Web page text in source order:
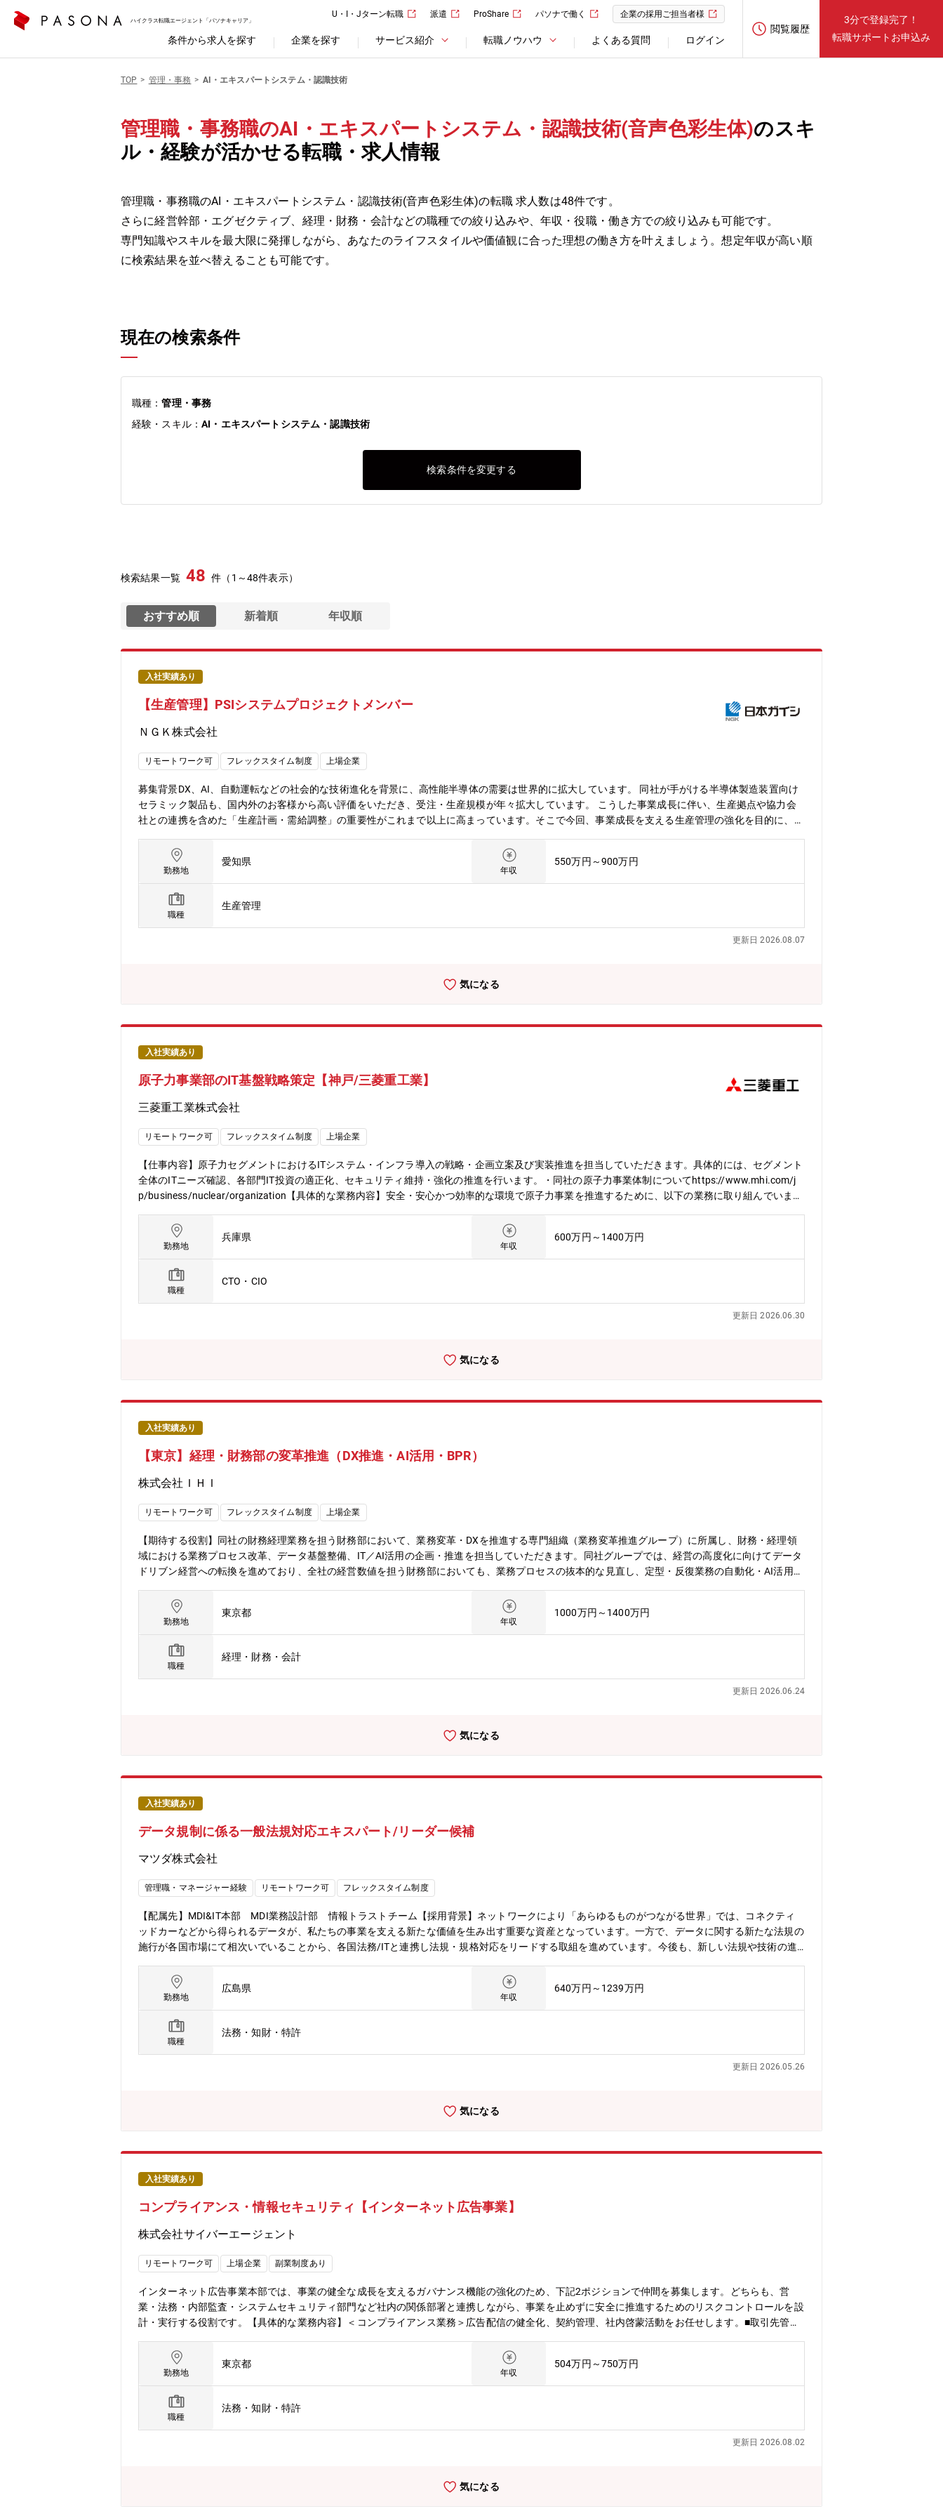
ハイクラス転職エージェント「パソナキャリア」
U・I・Jターン転職 派遣 ProShare パソナで働く 企業の採用ご担当者様
条件から求人を探す 企業を探す サービス紹介 転職ノウハウ よくある質問 ログイン
閲覧履歴
3分で登録完了！
転職サポートお申込み
TOP 管理・事務 AI・エキスパートシステム・認識技術
管理職・事務職のAI・エキスパートシステム・認識技術(音声色彩生体)のスキ
ル・経験が活かせる転職・求人情報
管理職・事務職のAI・エキスパートシステム・認識技術(音声色彩生体)の転職 求人数は48件です。
さらに経営幹部・エグゼクティブ、経理・財務・会計などの職種での絞り込みや、年収・役職・働き方での絞り込みも可能です。
専門知識やスキルを最大限に発揮しながら、あなたのライフスタイルや価値観に合った理想の働き方を叶えましょう。想定年収が高い順
に検索結果を並べ替えることも可能です。
現在の検索条件
職種：管理・事務
経験・スキル：AI・エキスパートシステム・認識技術
検索条件を変更する
検索結果一覧 48 件（1～48件表示）
おすすめ順 新着順 年収順
入社実績あり
【生産管理】PSIシステムプロジェクトメンバー
ＮＧＫ株式会社
リモートワーク可 フレックスタイム制度 上場企業
募集背景DX、AI、自動運転などの社会的な技術進化を背景に、高性能半導体の需要は世界的に拡大しています。 同社が手がける半導体製造装置向け
セラミック製品も、国内外のお客様から高い評価をいただき、受注・生産規模が年々拡大しています。 こうした事業成長に伴い、生産拠点や協力会
社との連携を含めた「生産計画・需給調整」の重要性がこれまで以上に高まっています。そこで今回、事業成長を支える生産管理の強化を目的に、需
す。職務の特色半導体製造装置向けセラミック製品市場で高いシェアをもつ弊社製品の生産管理を行うグループです。需要変動の大きな市場おいてお
客様のニーズに答えるべく各生産拠点、協力会社の生産管理は難しい業務となりますが、営業、製造など関係部門と調整しながら業務プロセス改善、
システム導入に向けた業務は、非常にやりがいと責任があり、成長につながる仕事です。職務の概要HPC事業部は、半導体製造装置用製品の開発・設
計・生産技術・製造・販売を担当しており、生産管理部は、半導体製造装置用製品の生産管理、各拠点への生産配分、生産性改善、生産費用算出、原
価管理、資材の調達にかかわる業務を担当しています。生産管理グループは生産管理、生産費用算出、原価管理業務を担っています。変更の範囲：
全ての業務への配置転換あり業務の詳細【主な業務内容】・計画/購買業務のプロセス改善・PSI(需給調整)システム導入プロジェクト・原価管理シス
テム機能アッププロジェクト・関係部門（営業・設計・計画/購買・製造等）との調整ミーティング※プロジェクト終了後はシステムを活用して生産
ける折衝力、プロジェクト管理手法【身につくスキル】・半導体・製造装置・セラミックス業界に関する知識・DXプロジェクト経験、ITに関する知
勤務地
愛知県
年収
550万円～900万円
職種
生産管理
更新日 2026.08.07
気になる
入社実績あり
原子力事業部のIT基盤戦略策定【神戸/三菱重工業】
三菱重工業株式会社
リモートワーク可 フレックスタイム制度 上場企業
【仕事内容】原子力セグメントにおけるITシステム・インフラ導入の戦略・企画立案及び実装推進を担当していただきます。具体的には、セグメント
全体のITニーズ確認、各部門IT投資の適正化、セキュリティ維持・強化の推進を行います。・同社の原子力事業体制についてhttps://www.mhi.com/j
p/business/nuclear/organization【具体的な業務内容】安全・安心かつ効率的な環境で原子力事業を推進するために、以下の業務に取り組んでいま
費容・費用に対する審査等を担当致します。■ITシステム及びITインフラの導入計画、設計、管理事業部横断で利用するシステムやインフラの導入計
画の策定、実装から管理までを担当致します。■IT投資の長期計画策定中長期的な視野で原子力セグメントの事業戦略を理解し、各部門との接点を持
ちながら、適切なIT基盤投資を計画・実装します。■最新技術の調査・試行・導入計画・実装近年はAI活用に対する期待が高まっており、AIエージェ
ント、AIによるシステム開発など調査から、試行により導入計画を立案し、実際にユーザ提供するところまで担当いたします。その他の最新技術につ
いても絶えず情報収集・試行を進め、活用が見込まれる最新技術は適宜導入・実装も担当いたします。*上記業務遂行にあたり、複数のプロジェクト
やタスクを担当し、柔軟に業務を進めて頂きます。【配属組織】原子力技術部 原子力ITグループ【仕事や部署の魅力】■ 原子力セグメントのIT基盤
を支える業務原子力セグメントのITシステム・インフラを維持・運営し、各部門が円滑に業務を進めるためのIT基盤を提供します。IT基盤の最適化
は、業務の信頼性と安全性を確保するために欠かせません。情報管理がしっかりと行われることで、各部門が安心して業務を遂行できる環境を提供し
す。■ 専門性を深めるキャリア形成原子力セグメントは数千名規模で、現場の声を丁寧に反映しながらIT計画を作成しています。原子力ITGでは、営
門性を高めることができ、各自の成長に合わせたスキルの習得が期待できます。【同社について】・三菱グループの創業者岩崎彌太郎は政府より工部
舶、航空機などの輸送機器、大型ロケット等の宇宙機器に至るまで、エンジニアリングとものづくりのグローバルリーダーとして社会を牽引しており
ます。・2025年3月期決算で受注高7.0712兆円、売上収益5.0271兆円、当期利益2,454億円等いずれも過去最高であり、日本を代表する企業でありな
がら、さらなる成長を続けております。・在宅勤務、時間単位年休、フレックスタイム制度導入、「えるぼし」「くるみん」の各認定等ワークライフ
バランスを整えた働き方が可能です。・パソナから入社実績が多数あり、選考フローを熟知しておりますので、内定まで丁寧にフォロー致します。
勤務地
兵庫県
年収
600万円～1400万円
職種
CTO・CIO
更新日 2026.06.30
気になる
入社実績あり
【東京】経理・財務部の変革推進（DX推進・AI活用・BPR）
株式会社ＩＨＩ
リモートワーク可 フレックスタイム制度 上場企業
【期待する役割】同社の財務経理業務を担う財務部において、業務変革・DXを推進する専門組織（業務変革推進グループ）に所属し、財務・経理領
域における業務プロセス改革、データ基盤整備、IT／AI活用の企画・推進を担当していただきます。同社グループでは、経営の高度化に向けてデータ
ドリブン経営への転換を進めており、全社の経営数値を担う財務部においても、業務プロセスの抜本的な見直し、定型・反復業務の自動化・AI活用、
テム部門、社外のITベンダーと連携しながら、現行業務・業務フローの整理・可視化や業務プロセスの再設計を進めていただきます。あわせて、IT／
AIソリューションの評価・導入・定着や、データ利活用を前提とした業務基盤の整備を、関係者と協働しつつ、企画から実行まで中心的な役割として
推進していただきます。※ご経験やスキルに応じて担当管理職（スペシャリスト職）としての採用となる可能性がございます。【具体的には】変革推
進の中核メンバーとして、以下の業務を担当いただきます。・デジタル技術を活用した、財務部を中心とするコーポレート業務のトランスフォーメー
ション推進・経理・財務領域における業務プロセスの可視化、課題分析、再設計・データドリブン経営に向けたデータ集約・利活用施策の企画・展
開・AIを活用した業務効率化・高度化の企画・実装・ITソリューション（ERP、業務支援ツール等）の導入・刷新に関する検討、企画、推進・財務・
経理組織におけるIT／DX／AIリテラシー向上に向けた施策の企画・実行・全社的なデータ利活用・業務変革施策との連携【ポジションの魅力】業務
両面から検討・実行できる体制を整えています。これにより、構想検討から実装・定着までをスピード感をもって進めることが可能です。また、変革
ックス可否：可（コアタイム：なし）リモート勤務：可（週２日程度）【募集背景】事業拡大に伴う、組織強化を目的とした増員募集となります。
務変革推進の中核として、業務プロセス改革やデータ活用、AI・IT施策の企画から実装まで一貫して担います。定常業務に追われることなく、変革に
と、様々な分野に事業領域を拡張してきました。そして日本の産業界の一翼を担うリーディングカンパニーのひとつとして、新しい時代を切り拓いて
きています。その根底にあるのは「技術をもって社会の発展に貢献する」という経営理念です。現在では、各種エネルギーシステム、物流システム、
産業機械、ターボチャージャ、航空エンジン、宇宙開発機器などの製品分野において、「顧客満足の向上」を企業活動の中心に置き、お客様の真のニ
ーズに応えるよう事業に取り組んでいます。もう一つの経営理念が「人材こそが最大かつ唯一の財産である」です。創造性と意欲のある人材が企業を
発展させるという考えのもと、教育研修や福利厚生などの充実や社員一人ひとりが活躍できる環境づくりに取り組んでいます。
勤務地
東京都
年収
1000万円～1400万円
職種
経理・財務・会計
更新日 2026.06.24
気になる
入社実績あり
データ規制に係る一般法規対応エキスパート/リーダー候補
マツダ株式会社
管理職・マネージャー経験 リモートワーク可 フレックスタイム制度
【配属先】MDI&IT本部 MDI業務設計部 情報トラストチーム【採用背景】ネットワークにより「あらゆるものがつながる世界」では、コネクティ
ッドカーなどから得られるデータが、私たちの事業を支える新たな価値を生み出す重要な資産となっています。一方で、データに関する新たな法規の
施行が各国市場にて相次いでいることから、各国法務/ITと連携し法規・規格対応をリードする取組を進めています。今後も、新しい法規や技術の進
門ミッション/チームミッション】マツダグループの業務を鳥瞰し、複数の本部が共創する一気通貫でグローバル最適となる業務設計、およびシステ
ム化構想を構築することで、中期経営計画の課題解決、および、DXによる業務構造改革と価値創造を推進する。さらに、上記を推進する上での前提
となる、全社情報セキュリティマネジメントシステムのガバナンス／維持強化、および、拡大するグローバル各国での一般法規に対応するための業務
設計、システム化を推進することを目的とする。【職務概要】欧州データ法、AI法、欧州電池規則等に関する法規・規格解釈と法令遵守対応、またデ
ータ法規対応に関わるガバナンス活動の推進をリードいただきます。【職務詳細】欧州データ法/AI法等データに関する法規・規格解釈と法令遵守対
応・最新のデータ保護法規制、欧州データ法、AI法等に関する法規・規格解釈の実施・社内ポリシーと手順の整備および運用・法令遵守を確保するた
めの内部監査の実施と改善策の提案法準対応に係るガバナンス活動の推進・法規・規格に沿ったガバナンスのフレームワークの構築と管理・各部門と
査の実施と報告書の作成・子会社を含めたデータ保護サイクルの確立とその運用ステークホルダーとの連携業務・法務部門担当者、実務担当者やサプ
ンドを持つメンバーと協力しながら、柔軟かつ創造的に業務へ取り組んでいただけます。世界的にデータ活用やAIガバナンスに関するルール整備が取
るため、影響範囲も広く、今後大きな成長が見込まれます。また、システム開発担当者との連携や、各国の法務担当者と外国語を使ったコミュニケー
アやアプローチを積極的に取り入れながら、組織成長をリード頂けるポジションです。【必須要件】プロジェクトリーダー等の経験を通じたチーム運
営スキルに加えて、以下領域におけるいずれかのご経験をお持ちの方＜法規・規格解釈領域＞・国内外の個人情報/プライバシー保護に関する法規・
規格解釈実務・社内法規・規格担当としての法規・規格解釈実務・法規・規格動向調査/渉外・サービス規約/プライバシーポリシーの作成＜ガバナン
ス＞・リスクアセスメント/審査/監査に関する実務・データガバナンス/コンプライアンス推進に向けたPMO業務・アプリ/WEB/製品のコンプライア
ンス遵守のための要件定義、設計・従業員教育・子会社/関係会社管理※上記は業務経験の一例でありすべてを満たす必要はありません
勤務地
広島県
年収
640万円～1239万円
職種
法務・知財・特許
更新日 2026.05.26
気になる
入社実績あり
コンプライアンス・情報セキュリティ【インターネット広告事業】
株式会社サイバーエージェント
リモートワーク可 上場企業 副業制度あり
インターネット広告事業本部では、事業の健全な成長を支えるガバナンス機能の強化のため、下記2ポジションで仲間を募集します。どちらも、営
業・法務・内部監査・システムセキュリティ部門など社内の関係部署と連携しながら、事業を止めずに安全に推進するためのリスクコントロールを設
計・実行する役割です。【具体的な業務内容】＜コンプライアンス業務＞広告配信の健全化、契約管理、社内啓蒙活動をお任せします。■取引先管理
対応■社内啓蒙・コンプライアンス意識の向上・コンプライアンス研修の企画・実施・推進■組織横断的な連携・改善実行・法務、内部監査、営業部
門との連携による課題解決スキームの構築＜情報セキュリティ業務＞情報セキュリティ体制の構築・運用、社内啓蒙活動をお任せします。■情報セキ
ュリティ管理体制の構築・運用・広告事業における時流に合った情報取り扱いルールの策定とアップデート・機密情報および個人情報の管理フローの
強化、見直し、推進■モニタリングおよびリスクアセスメント・クライアントごとの情報管理状況の適正化・定期的なモニタリングの実施■組織への
セキュリティ啓蒙・浸透・社員向けのセキュリティ研修の企画・実施・現場の営業担当者への日常的な意識向上のためのコミュニケーション【本ポジ
ションの魅力】■サイバーエージェントの中核事業を支える影響力 －業界のリーディングカンパニーにおいて、自分の意思決定が事業全体の健全化に
直結する手応えを感じられます。■「攻めるための守り」を体現できる環境単なる管理業務に留まらず、リスクを特定し、どうすれば事業を止めずに
は、急速な市場の変化とともに進化を続けています。広告表現の健全化や取引の透明性向上、クライアントからお預かりする膨大なデータの機密保持
勤務地
東京都
年収
504万円～750万円
職種
法務・知財・特許
更新日 2026.08.02
気になる